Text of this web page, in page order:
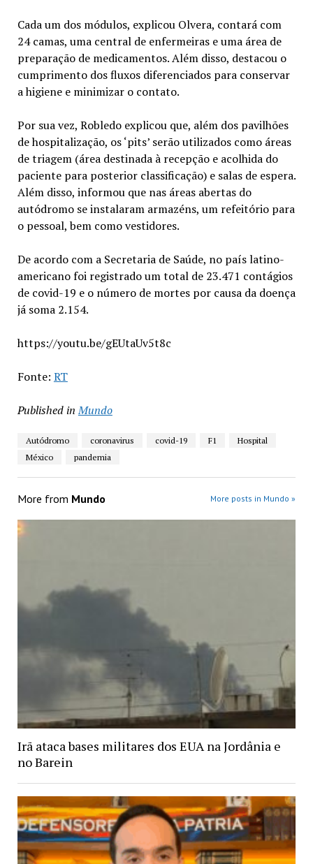
Cada um dos módulos, explicou Olvera, contará com
24 camas, uma central de enfermeiras e uma área de
preparação de medicamentos. Além disso, destacou o
cumprimento dos fluxos diferenciados para conservar
a higiene e minimizar o contato.
Por sua vez, Robledo explicou que, além dos pavilhões
de hospitalização, os ‘pits’ serão utilizados como áreas
de triagem (área destinada à recepção e acolhida do
paciente para posterior classificação) e salas de espera.
Além disso, informou que nas áreas abertas do
autódromo se instalaram armazéns, um refeitório para
o pessoal, bem como vestidores.
De acordo com a Secretaria de Saúde, no país latino-
americano foi registrado um total de 23.471 contágios
de covid-19 e o número de mortes por causa da doença
já soma 2.154.
https://youtu.be/gEUtaUv5t8c
Fonte: RT
Published in Mundo
Autódromo coronavirus covid-19 F1
Hospital
México
pandemia
More from Mundo More posts in Mundo »
Irã ataca bases militares dos EUA na Jordânia e
no Barein